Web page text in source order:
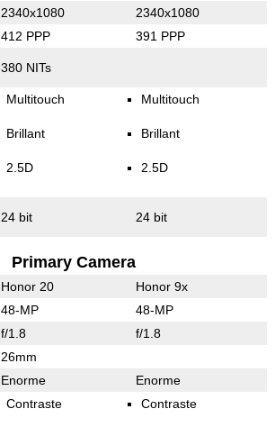
2340x1080 2340x1080
412 PPP 391 PPP
380 NITs
Multitouch
Brillant
2.5D
Multitouch
Brillant
2.5D
24 bit 24 bit
Primary Camera
Honor 20 Honor 9x
48-MP 48-MP
f/1.8 f/1.8
26mm
Enorme Enorme
Contraste Contraste